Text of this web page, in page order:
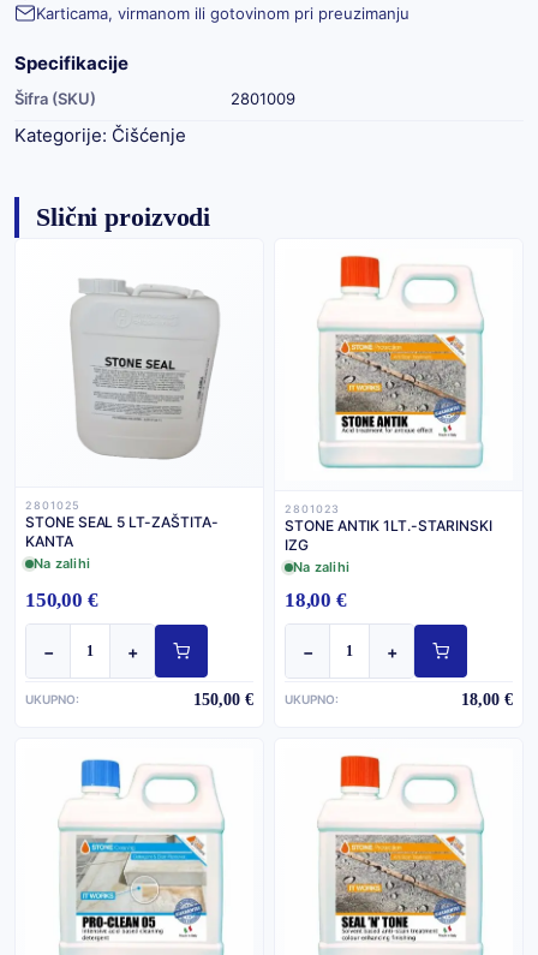
Karticama, virmanom ili gotovinom pri preuzimanju
Specifikacije
Šifra (SKU) 2801009
Kategorije: Čišćenje
Slični proizvodi
2801025
STONE SEAL 5 LT-ZAŠTITA-
KANTA
Na zalihi
150,00 €
− +
UKUPNO: 150,00 €
2801023
STONE ANTIK 1LT.-STARINSKI
IZG
Na zalihi
18,00 €
− +
UKUPNO: 18,00 €